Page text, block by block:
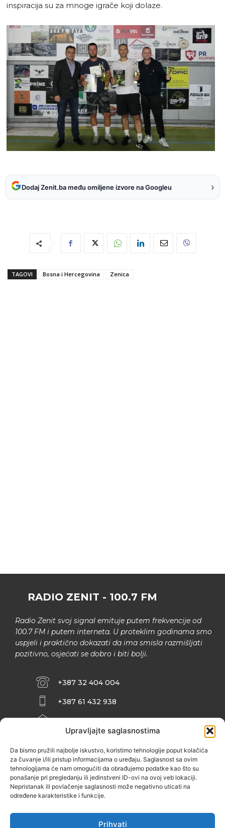
Upravljajte saglasnostima
Da bismo pružili najbolje iskustvo, koristimo tehnologije poput kolačića
za čuvanje i/ili pristup informacijama o uređaju. Saglasnost sa ovim
tehnologijama će nam omogućiti da obrađujemo podatke kao što su
ponašanje pri pregledanju ili jedinstveni ID-ovi na ovoj veb lokaciji.
Nepristanak ili povlačenje saglasnosti može negativno uticati na
određene karakteristike i funkcije.
Prihvati
inspiracija su za mnoge igrače koji dolaze.
Dodaj Zenit.ba među omiljene izvore na Googleu ›
TAGOVI Bosna i Hercegovina Zenica
RADIO ZENIT - 100.7 FM
Radio Zenit svoj signal emituje putem frekvencije od
100.7 FM i putem interneta. U proteklim godinama smo
uspjeli i praktično dokazati da ima smisla razmišljati
pozitivno, osjećati se dobro i biti bolji.
+387 32 404 004
+387 61 432 938
ZENIČANKA, 3. SPRAT), 72000 ZENICA